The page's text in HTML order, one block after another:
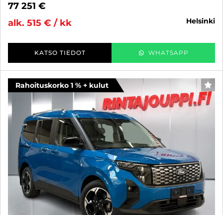
77 251 €
alk. 515 € / kk
helsinki
KATSO TIEDOT WHATSAPP
Rahoituskorko 1 % + kulut